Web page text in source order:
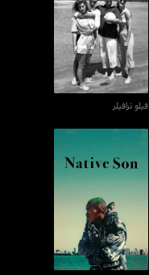
فيلو ترافيلر
فيلو ترافيلر
نيتيف صن